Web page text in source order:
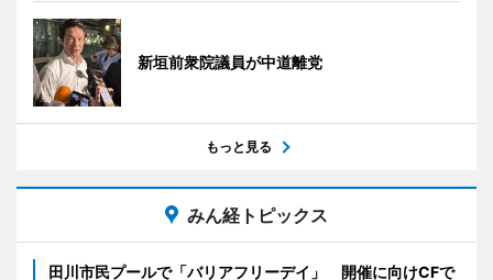
新垣前衆院議員が中道離党
もっと見る
みん経トピックス
田川市民プールで「バリアフリーデイ」 開催に向けCFで